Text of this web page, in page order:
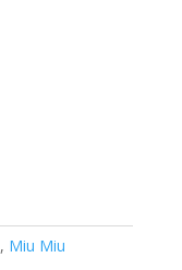
, Miu Miu